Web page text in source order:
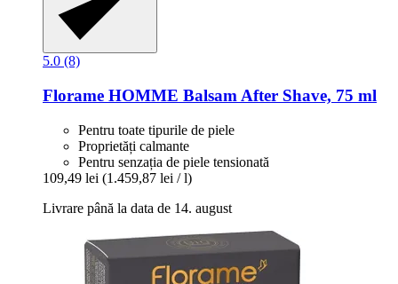
5.0 (8)
Florame HOMME Balsam After Shave, 75 ml
Pentru toate tipurile de piele
Proprietăți calmante
Pentru senzația de piele tensionată
109,49 lei (1.459,87 lei / l)
Livrare până la data de 14. august